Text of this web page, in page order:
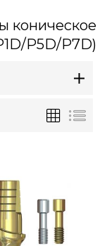
коническое
P5D/P7D)
Сетка